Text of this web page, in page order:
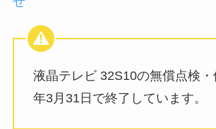
液晶テレビ 32S10の無償点検
年3月31日で終了しています。